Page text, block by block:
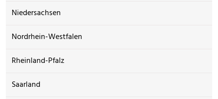
Niedersachsen
Nordrhein-Westfalen
Rheinland-Pfalz
Saarland